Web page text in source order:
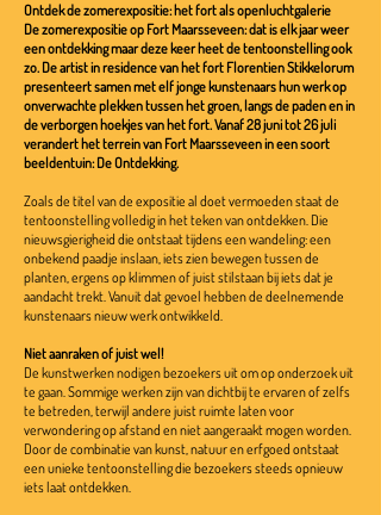
Ontdek de zomerexpositie: het fort als openluchtgalerie
De zomerexpositie op Fort Maarsseveen: dat is elk jaar weer
een ontdekking maar deze keer heet de tentoonstelling ook
zo. De artist in residence van het fort Florentien Stikkelorum
presenteert samen met elf jonge kunstenaars hun werk op
onverwachte plekken tussen het groen, langs de paden en in
de verborgen hoekjes van het fort. Vanaf 28 juni tot 26 juli
verandert het terrein van Fort Maarsseveen in een soort
beeldentuin: De Ontdekking.
Zoals de titel van de expositie al doet vermoeden staat de
tentoonstelling volledig in het teken van ontdekken. Die
nieuwsgierigheid die ontstaat tijdens een wandeling: een
onbekend paadje inslaan, iets zien bewegen tussen de
planten, ergens op klimmen of juist stilstaan bij iets dat je
aandacht trekt. Vanuit dat gevoel hebben de deelnemende
kunstenaars nieuw werk ontwikkeld.
Niet aanraken of juist wel!
De kunstwerken nodigen bezoekers uit om op onderzoek uit
te gaan. Sommige werken zijn van dichtbij te ervaren of zelfs
te betreden, terwijl andere juist ruimte laten voor
verwondering op afstand en niet aangeraakt mogen worden.
Door de combinatie van kunst, natuur en erfgoed ontstaat
een unieke tentoonstelling die bezoekers steeds opnieuw
iets laat ontdekken.